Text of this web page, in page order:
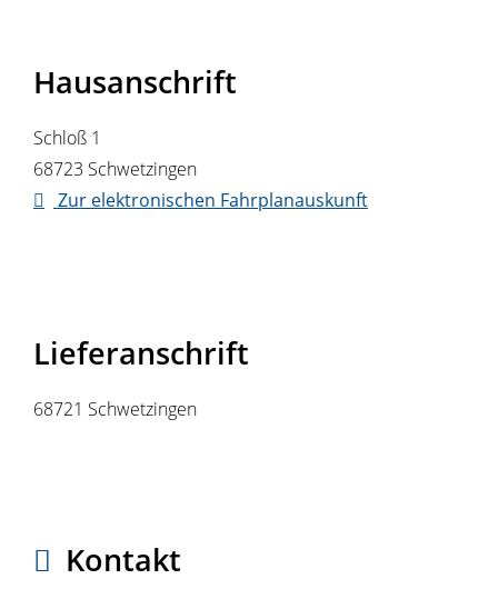
Hausanschrift
Schloß 1
68723 Schwetzingen
Zur elektronischen Fahrplanauskunft
Lieferanschrift
68721 Schwetzingen
Kontakt